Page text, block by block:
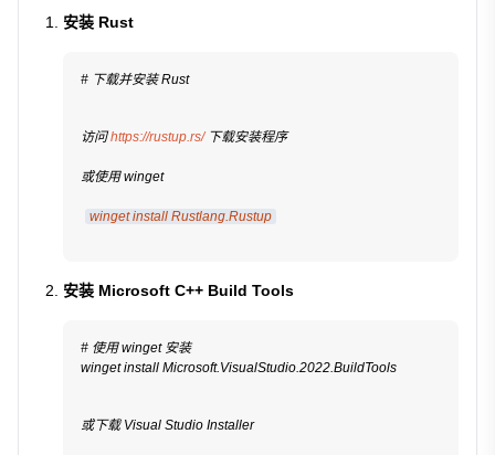
安装 Rust
# 下载并安装 Rust
访问 https://rustup.rs/ 下载安装程序
或使用 winget
winget install Rustlang.Rustup
安装 Microsoft C++ Build Tools
# 使用 winget 安装
winget install Microsoft.VisualStudio.2022.BuildTools
或下载 Visual Studio Installer